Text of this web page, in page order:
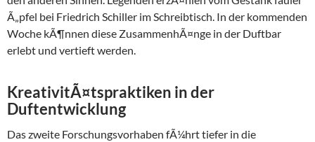
Ã„pfel bei Friedrich Schiller im Schreibtisch. In der kommenden
Woche kÃ¶nnen diese ZusammenhÃ¤nge in der Duftbar
erlebt und vertieft werden.
KreativitÃ¤tspraktiken in der
Duftentwicklung
Das zweite Forschungsvorhaben fÃ¼hrt tiefer in die